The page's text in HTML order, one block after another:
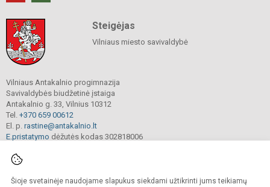
Šioje svetainėje naudojame slapukus siekdami užtikrinti jums teikiamų
Steigėjas
Vilniaus miesto savivaldybė
Vilniaus Antakalnio progimnazija
Savivaldybės biudžetinė įstaiga
Antakalnio g. 33, Vilnius 10312
Tel. +370 659 00612
El. p. rastine@antakalnio.lt
E.pristatymo dėžutės kodas 302818006
Duomenys kaupiami ir saugomi
Įmonės kodas 302818006